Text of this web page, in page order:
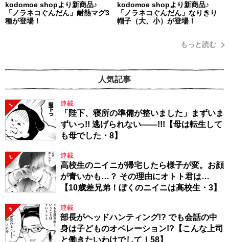
kodomoe shopより新商品♪
「ノラネコぐんだん」耐熱マグ3
種が登場！
kodomoe shopより新商品♪
「ノラネコぐんだん」なりきり
帽子（大、小）が登場！
もっと読む
人気記事
1 連載
「陛下、寝所の準備が整いました」まずいま
ずいっ!! 逃げられない――!!!【母は転生して
も母でした・8】
2 連載
高校生のニイニが帰宅したら様子が変。お顔
が青いかも…？ その理由にオトト君は…
【10歳差兄弟！ぼくのニイニは高校生・3】
3 連載
部長がヘッドハンティング!? でも会話の中
身は子どものオペレーション!?【こんな上司
と働きたいわけでして！58】